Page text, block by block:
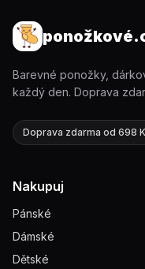
Barevné ponožky,
každý den. Doprava
Doprava zdarma od 698
Nakupuj
Pánské
Dámské
Dětské